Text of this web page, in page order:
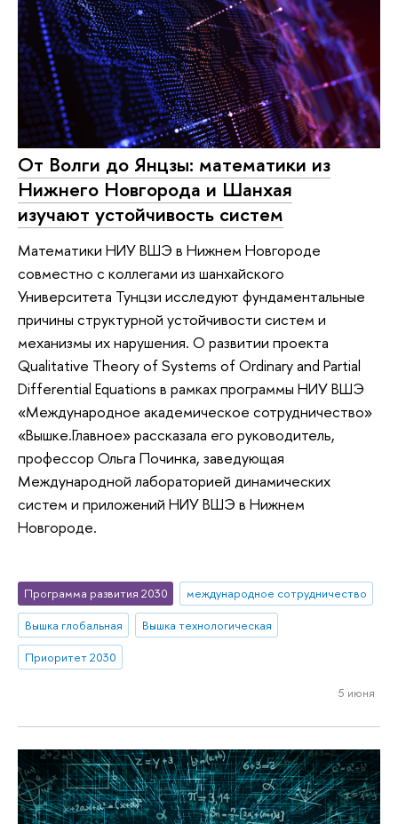
От Волги до Янцзы: математики из
Нижнего Новгорода и Шанхая
изучают устойчивость систем
Математики НИУ ВШЭ в Нижнем Новгороде
совместно с коллегами из шанхайского
Университета Тунцзи исследуют фундаментальные
причины структурной устойчивости систем и
механизмы их нарушения. О развитии проекта
Qualitative Theory of Systems of Ordinary and Partial
Differential Equations в рамках программы НИУ ВШЭ
«Международное академическое сотрудничество»
«Вышке.Главное» рассказала его руководитель,
профессор Ольга Починка, заведующая
Международной лабораторией динамических
систем и приложений НИУ ВШЭ в Нижнем
Новгороде.
Программа развития 2030
международное сотрудничество
Вышка глобальная
Вышка технологическая
Приоритет 2030
5 июня